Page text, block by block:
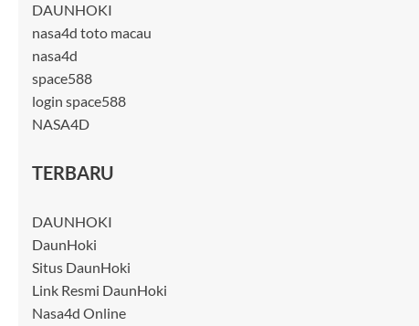
DAUNHOKI
nasa4d toto macau
nasa4d
space588
login space588
NASA4D
TERBARU
DAUNHOKI
DaunHoki
Situs DaunHoki
Link Resmi DaunHoki
Nasa4d Online